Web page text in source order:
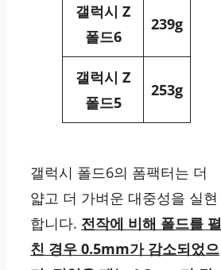
갤럭시 Z
폴드6
239g
갤럭시 Z
폴드5
253g
갤럭시 폴드6의 폼팩터는 더
얇고 더 가벼운 대중성을 실현
합니다. 전작에 비해 폴드를 펼
친 경우 0.5mm가 감소되었으